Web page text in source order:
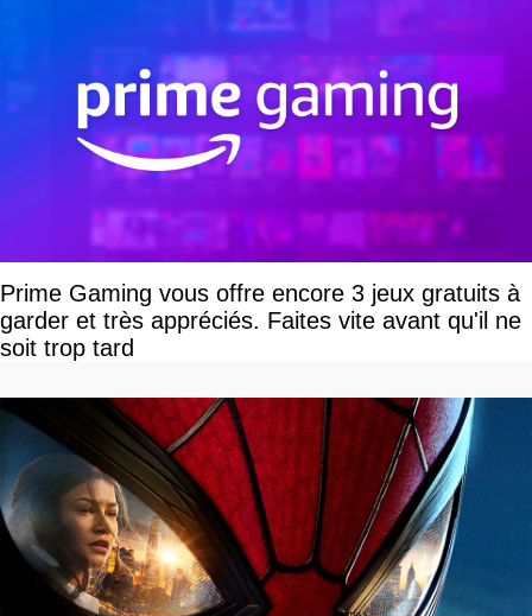
Prime Gaming vous offre encore 3 jeux gratuits à
garder et très appréciés. Faites vite avant qu'il ne
soit trop tard